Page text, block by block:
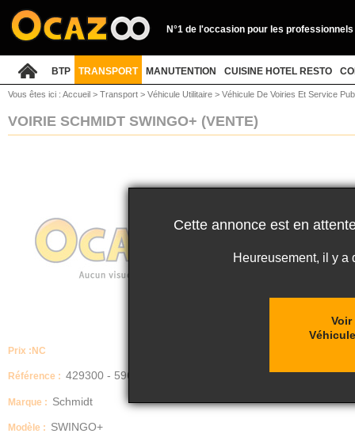
N°1 de l'occasion pour les professionnels
BTP TRANSPORT MANUTENTION CUISINE HOTEL RESTO
Vous êtes ici : Accueil > Transport > Véhicule Utilitaire > Véhicule De Voiries Et Service
VOIRIE SCHMIDT SWINGO+ (VENTE)
Prix : NC
Référence : 429300 - 596
Marque : Schmidt
Modèle : SWINGO+
Cette annonce est en
Heureusement, il y a